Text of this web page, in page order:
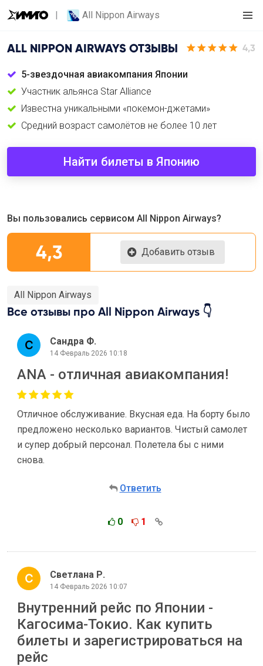
All Nippon Airways
ALL NIPPON AIRWAYS ОТЗЫВЫ 4,3
5-звездочная авиакомпания Японии
Участник альянса Star Alliance
Известна уникальными «покемон-джетами»
Cредний возраст самолётов не более 10 лет
Найти билеты в Японию
Вы пользовались сервисом All Nippon Airways?
4,3 Добавить отзыв
All Nippon Airways
Все отзывы про All Nippon Airways 👇
Сандра Ф.
14 Февраль 2026 10:18
ANA - отличная авиакомпания!
Отличное обслуживание. Вкусная еда. На борту было
предложено несколько вариантов. Чистый самолет
и супер добрый персонал. Полетела бы с ними
снова.
Ответить
0 1
Светлана Р.
14 Февраль 2026 10:07
Внутренний рейс по Японии -
Кагосима-Токио. Как купить
билеты и зарегистрироваться на
рейс